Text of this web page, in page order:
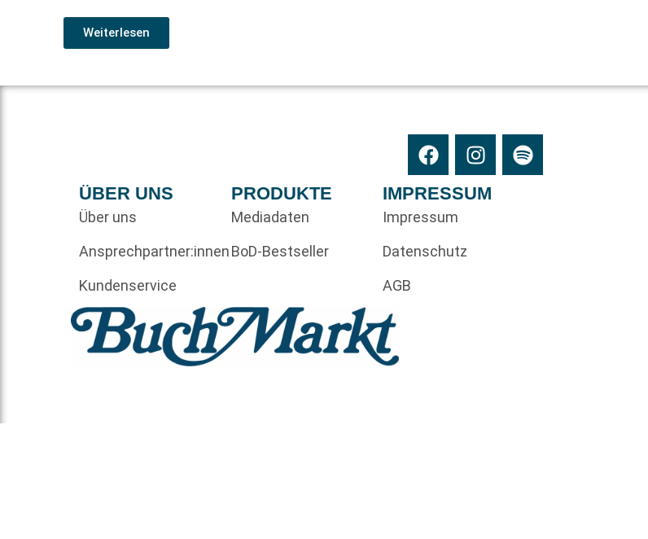
Weiterlesen
ÜBER UNS
Über uns
Ansprechpartner:innen
Kundenservice
PRODUKTE
Mediadaten
BoD-Bestseller
IMPRESSUM
Impressum
Datenschutz
AGB